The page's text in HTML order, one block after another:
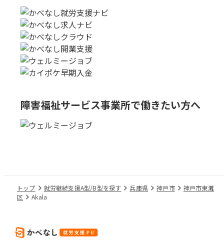
障害福祉サービス事業所で働きたい方へ
トップ 就労継続支援A型/B型を探す 兵庫県 神戸市
神戸市東灘
区
Akala